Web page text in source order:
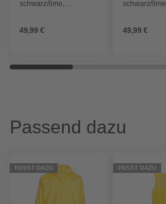
schwarz/lime,
49,99 €
schwarz/lime,
49,99 €
Passend dazu
PASST DAZU PASST DAZU